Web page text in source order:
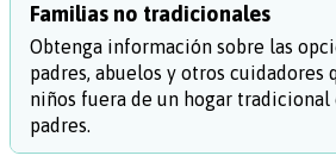
Familias no tradicionales
Obtenga información sobre las
padres, abuelos y otros cuidadores
niños fuera de un hogar tradicional
padres.